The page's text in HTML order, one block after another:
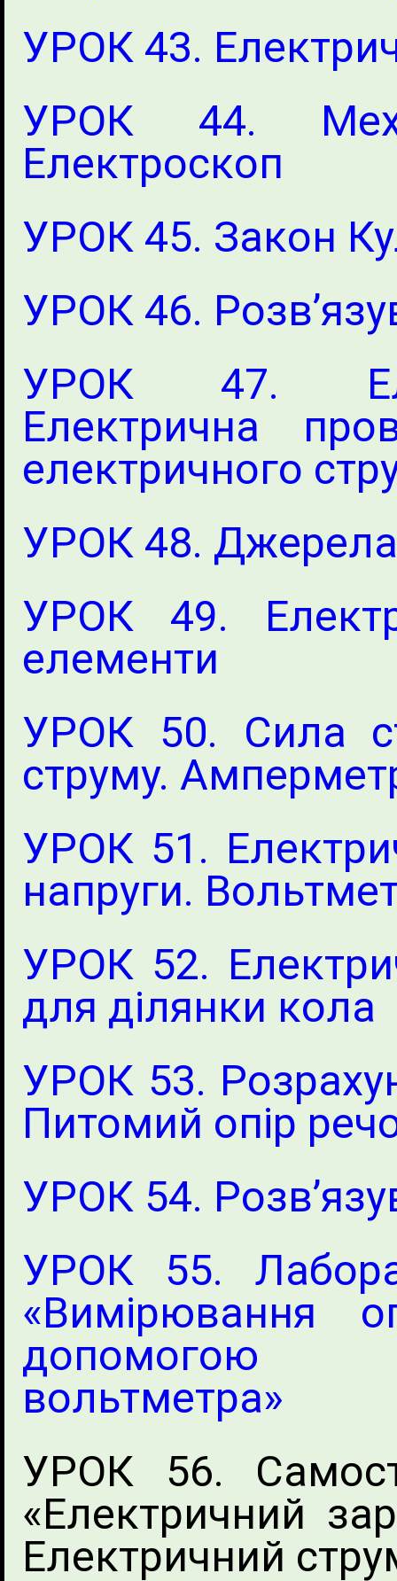
УРОК 43.
УРОК 44.
Електроскоп
УРОК 45. Закон
УРОК 46.
УРОК 47.
Електрична
електричного
УРОК 48. Джерела
УРОК 49.
елементи
УРОК 50. Сила
струму.
УРОК 51.
напруги.
УРОК 52.
для ділянки кола
УРОК 53.
Питомий опір
УРОК 54.
УРОК 55.
«Вимірювання
допомогою
вольтметра»
УРОК 56.
«Електричний
Електричний